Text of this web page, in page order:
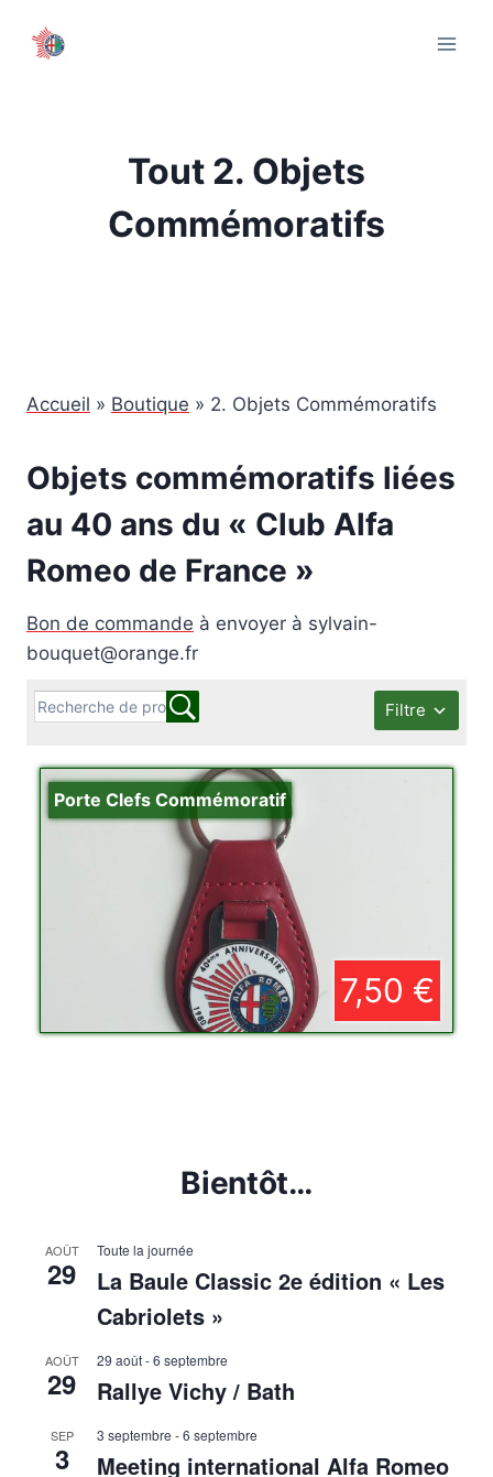
Tout 2. Objets
Commémoratifs
Accueil » Boutique » 2. Objets Commémoratifs
Objets commémoratifs liées
au 40 ans du « Club Alfa
Romeo de France »
Bon de commande à envoyer à sylvain-
bouquet@orange.fr
Filtre
Porte Clefs Commémoratif
7,50 €
Bientôt…
AOÛT
29
Toute la journée
La Baule Classic 2e édition « Les
Cabriolets »
AOÛT
29
29 août-6 septembre
Rallye Vichy / Bath
SEP
3
3 septembre -6 septembre
Meeting international Alfa Romeo